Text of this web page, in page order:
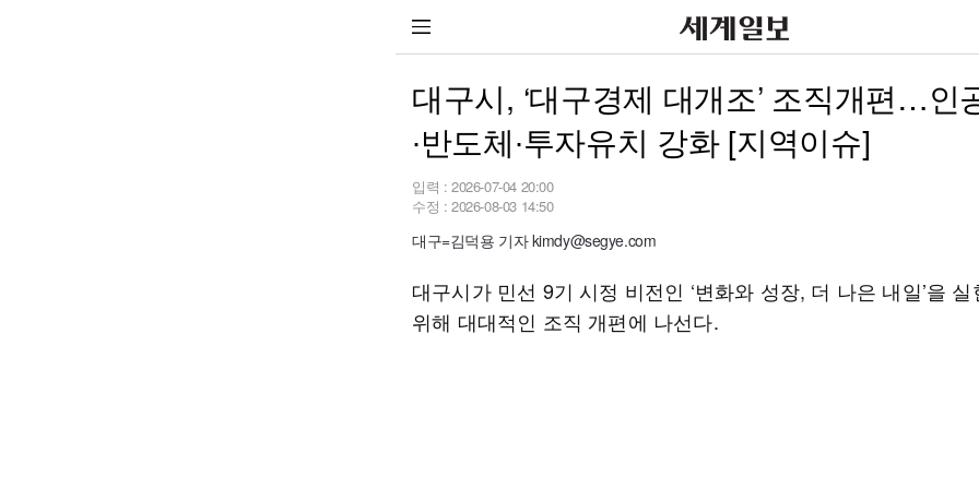
대구시, ‘대구경제 대개조’ 조직개편…인
∙반도체∙투자유치 강화 [지역이슈]
입력 : 2026-07-04 20:00
수정 : 2026-08-03 14:50
대구=김덕용 기자 kimdy@segye.com
대구시가 민선 9기 시정 비전인 ‘변화와 성장, 더 나은 내일’을 실
위해 대대적인 조직 개편에 나선다.